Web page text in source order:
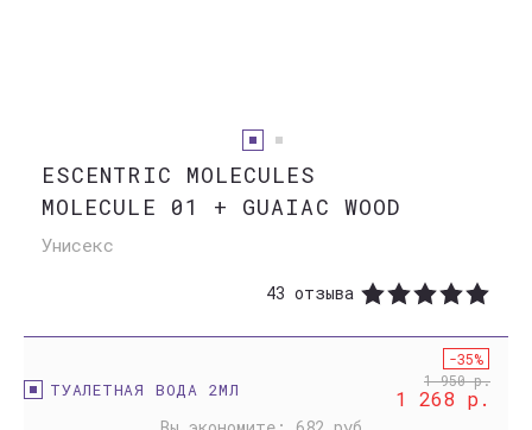
ESCENTRIC MOLECULES
MOLECULE 01 + GUAIAC WOOD
Унисекс
43 отзыва
ТУАЛЕТНАЯ ВОДА 2МЛ
-35%
1 268 р.
1 950 р.